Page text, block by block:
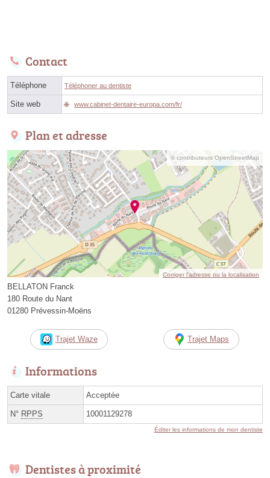
Contact
Téléphone Téléphoner au dentiste
Site web www.cabinet-dentaire-europa.com/fr/
Plan et adresse
© contributeurs OpenStreetMap
Corriger l’adresse ou la localisation
BELLATON Franck
180 Route du Nant
01280 Prévessin-Moëns
Trajet Waze Trajet Maps
Informations
Carte vitale Acceptée
N° RPPS 10001129278
Éditer les informations de mon dentiste
Dentistes à proximité